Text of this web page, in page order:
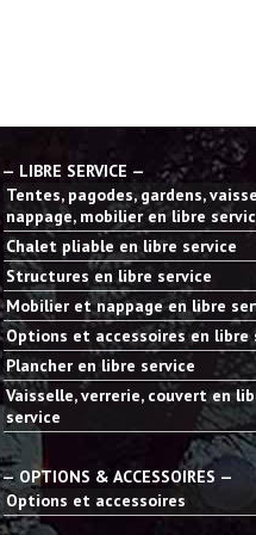
— LIBRE SERVICE —
Tentes, pagodes, gardens,
nappage, mobilier en libre
Chalet pliable en libre service
Structures en libre service
Mobilier et nappage en libre
Options et accessoires en libre
Plancher en libre service
Vaisselle, verrerie, couvert en
service
— OPTIONS & ACCESSOIRES —
Options et accessoires